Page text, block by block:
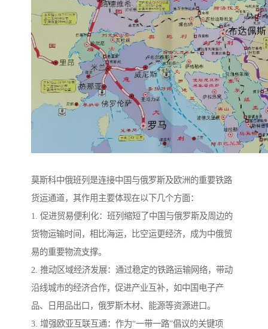
莫斯科中俄班列是连接中国与俄罗斯及欧洲的重要铁路
货运通道，其作用主要体现在以下几个方面：
1. 促进贸易便利化：班列缩短了中国与俄罗斯及周边的
货物运输时间，相比海运，比空运更经济，成为中俄贸
易的重要物流支撑。
2. 推动区域经济发展：通过稳定的铁路运输网络，带动
沿线城市的经济合作，促进产业互补，如中国电子产
品、日用品出口，俄罗斯木材、能源等资源进口。
3. 增强欧亚互联互通：作为“一带一路”倡议的关键项